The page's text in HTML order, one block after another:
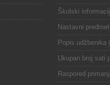
Školski
Nastavni
Popis udžbenika
Ukupan broj sati
Raspored